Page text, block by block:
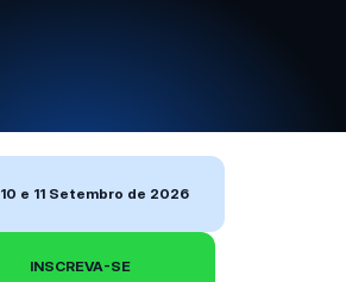
10 e 11 Setembro de 2026
INSCREVA-SE